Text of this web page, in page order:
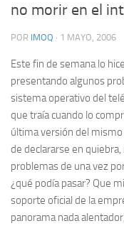
no morir en el
POR IMOQ · 1 MAYO, 2006
Este fin de semana lo
presentando algunos
sistema operativo del
que traía cuando lo
última versión del
de declararse en
problemas de una vez
¿qué podía pasar? Que
soporte oficial de la
panorama nada